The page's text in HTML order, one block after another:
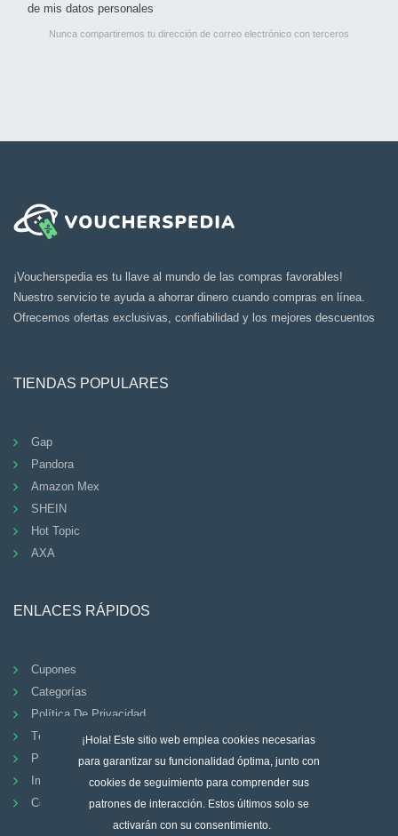
¡Hola! Este sitio web emplea cookies necesarias
para garantizar su funcionalidad óptima, junto con
cookies de seguimiento para comprender sus
patrones de interacción. Estos últimos solo se
activarán con su consentimiento.
de mis datos personales
Nunca compartiremos tu dirección de correo electrónico con terceros
¡Voucherspedia es tu llave al mundo de las compras favorables!
Nuestro servicio te ayuda a ahorrar dinero cuando compras en línea.
Ofrecemos ofertas exclusivas, confiabilidad y los mejores descuentos
TIENDAS POPULARES
Gap
Pandora
Amazon Mex
SHEIN
Hot Topic
AXA
ENLACES RÁPIDOS
Cupones
Categorías
Política De Privacidad
Términos Y Condiciones
PREGUNTAS FRECUENTES
Imprimir
Contacto